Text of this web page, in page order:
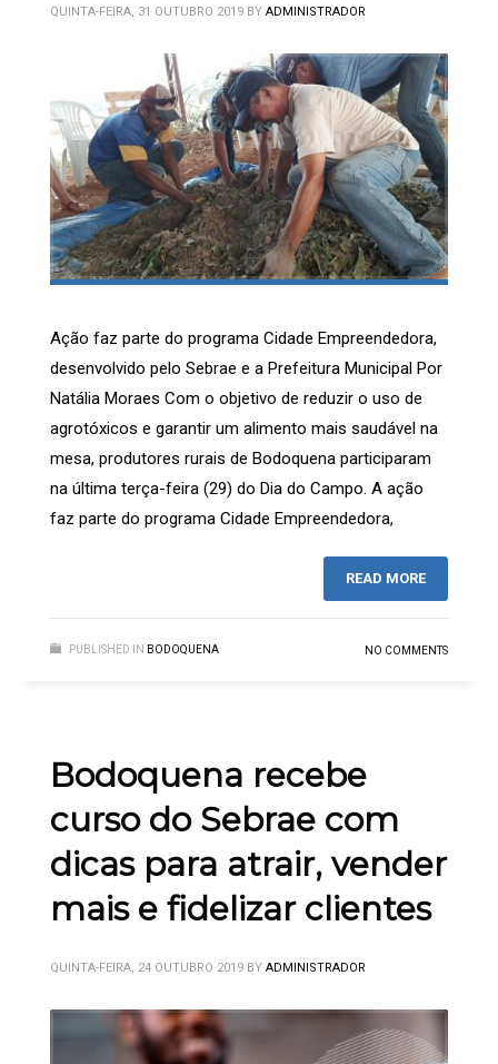
QUINTA-FEIRA, 31 OUTUBRO 2019 BY ADMINISTRADOR
Ação faz parte do programa Cidade Empreendedora,
desenvolvido pelo Sebrae e a Prefeitura Municipal Por
Natália Moraes Com o objetivo de reduzir o uso de
agrotóxicos e garantir um alimento mais saudável na
mesa, produtores rurais de Bodoquena participaram
na última terça-feira (29) do Dia do Campo. A ação
faz parte do programa Cidade Empreendedora,
READ MORE
PUBLISHED IN BODOQUENA NO COMMENTS
Bodoquena recebe
curso do Sebrae com
dicas para atrair, vender
mais e fidelizar clientes
QUINTA-FEIRA, 24 OUTUBRO 2019 BY ADMINISTRADOR